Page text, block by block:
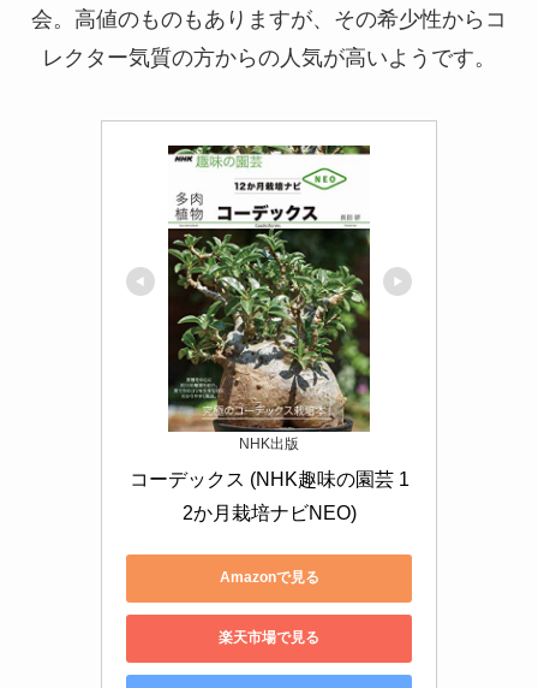
会。高値のものもありますが、その希少性からコ
レクター気質の方からの人気が高いようです。
NHK出版
コーデックス (NHK趣味の園芸 1
2か月栽培ナビNEO)
Amazonで見る
楽天市場で見る